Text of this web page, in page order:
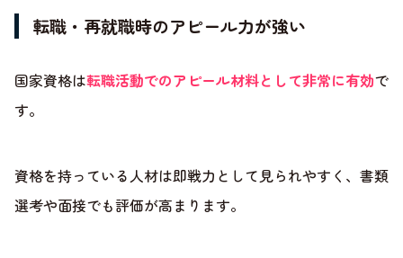
転職・再就職時のアピール力が強い
国家資格は転職活動でのアピール材料として非常に有効で
す。
資格を持っている人材は即戦力として見られやすく、書類
選考や面接でも評価が高まります。